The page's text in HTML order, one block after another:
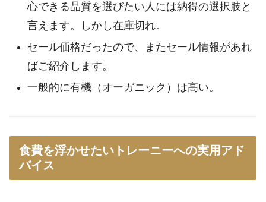
心できる品質を選びたい人には納得の選択肢と
言えます。しかし在庫切れ。
セール価格だったので、またセール情報があれ
ばご紹介します。
一般的に有機（オーガニック）は高い。
食費を浮かせたいトレーニーへの実用アド
バイス